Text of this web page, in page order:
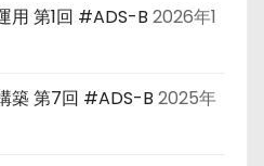
用 第1回 #ADS-B 2026年1
築 第7回 #ADS-B 2025年